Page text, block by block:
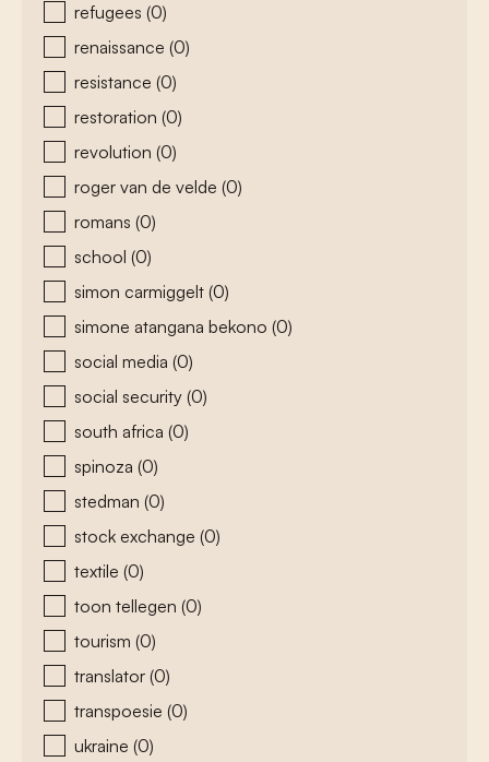
refugees (0)
renaissance (0)
resistance (0)
restoration (0)
revolution (0)
roger van de velde (0)
romans (0)
school (0)
simon carmiggelt (0)
simone atangana bekono (0)
social media (0)
social security (0)
south africa (0)
spinoza (0)
stedman (0)
stock exchange (0)
textile (0)
toon tellegen (0)
tourism (0)
translator (0)
transpoesie (0)
ukraine (0)